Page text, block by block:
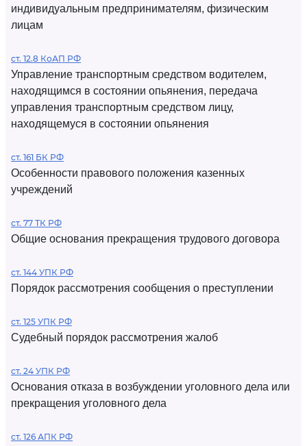
индивидуальным предпринимателям, физическим
лицам
ст. 12.8 КоАП РФ
Управление транспортным средством водителем,
находящимся в состоянии опьянения, передача
управления транспортным средством лицу,
находящемуся в состоянии опьянения
ст. 161 БК РФ
Особенности правового положения казенных
учреждений
ст. 77 ТК РФ
Общие основания прекращения трудового договора
ст. 144 УПК РФ
Порядок рассмотрения сообщения о преступлении
ст. 125 УПК РФ
Судебный порядок рассмотрения жалоб
ст. 24 УПК РФ
Основания отказа в возбуждении уголовного дела или
прекращения уголовного дела
ст. 126 АПК РФ